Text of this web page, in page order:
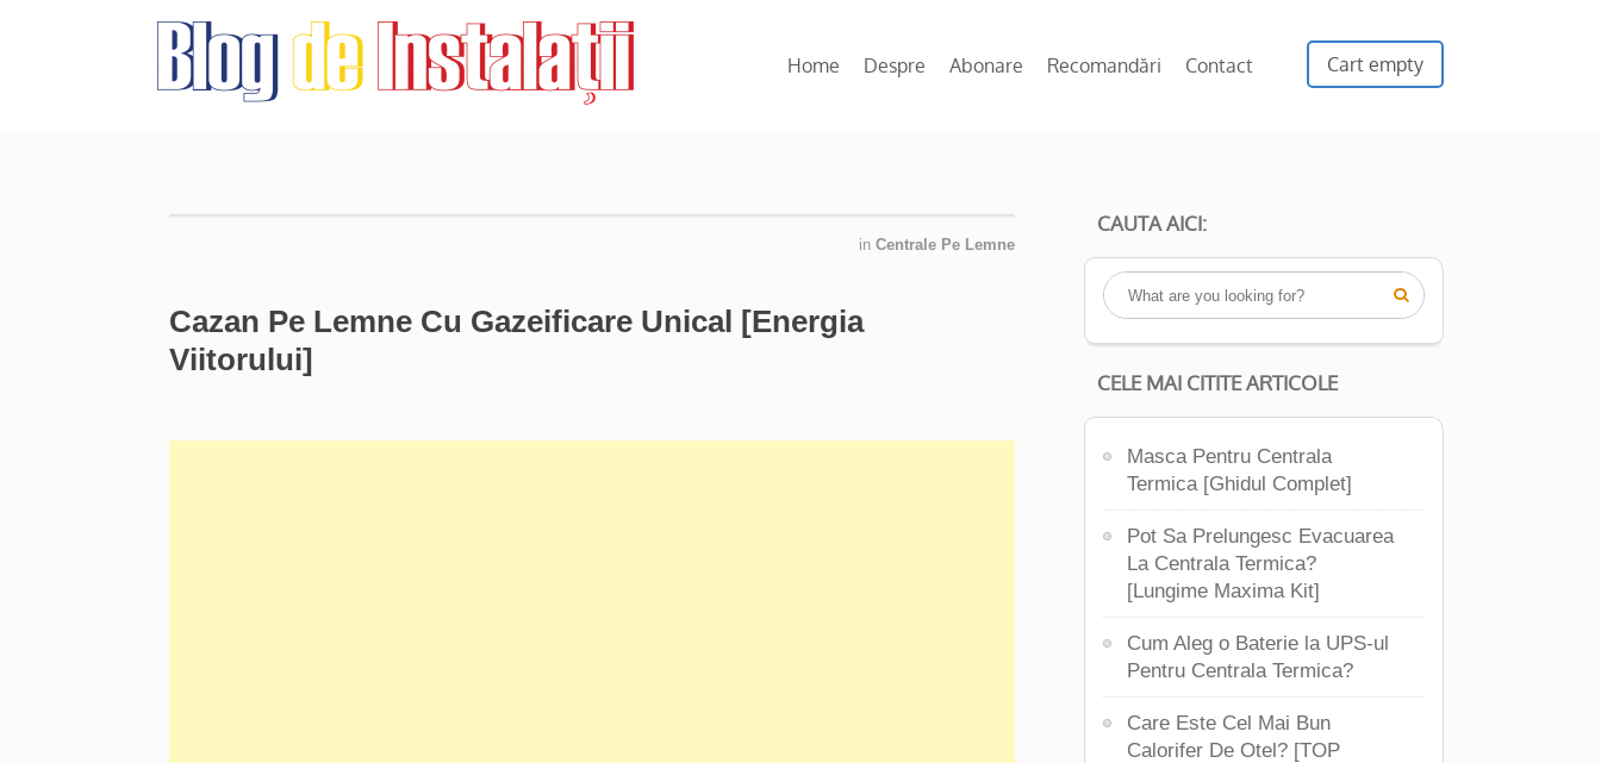
Cart empty
Home Despre Abonare Recomandări Contact
in Centrale Pe Lemne
Cazan Pe Lemne Cu Gazeificare Unical [Energia
Viitorului]
CAUTA AICI:

CELE MAI CITITE ARTICOLE
Masca Pentru Centrala
Termica [Ghidul Complet]
Pot Sa Prelungesc Evacuarea
La Centrala Termica?
[Lungime Maxima Kit]
Cum Aleg o Baterie la UPS-ul
Pentru Centrala Termica?
Care Este Cel Mai Bun
Calorifer De Otel? [TOP